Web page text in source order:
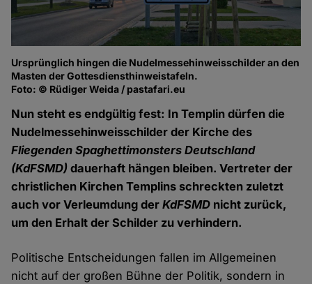
Ursprünglich hingen die Nudelmessehinweisschilder an den
Masten der Gottesdiensthinweistafeln.
Foto: © Rüdiger Weida / pastafari.eu
Nun steht es endgültig fest: In Templin dürfen die
Nudelmessehinweisschilder der Kirche des
Fliegenden Spaghettimonsters Deutschland
(KdFSMD) dauerhaft hängen bleiben. Vertreter der
christlichen Kirchen Templins schreckten zuletzt
auch vor Verleumdung derKdFSMD nicht zurück,
um den Erhalt der Schilder zu verhindern.
Politische Entscheidungen fallen im Allgemeinen
nicht auf der großen Bühne der Politik, sondern in